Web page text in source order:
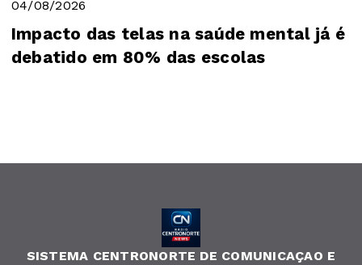
04/08/2026
Impacto das telas na saúde mental já é
debatido em 80% das escolas
SISTEMA CENTRONORTE DE COMUNICAÇAO E